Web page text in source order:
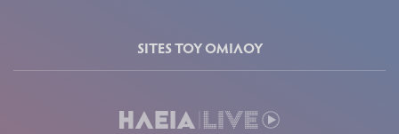
SITES ΤΟΥ ΟΜΙΛΟΥ